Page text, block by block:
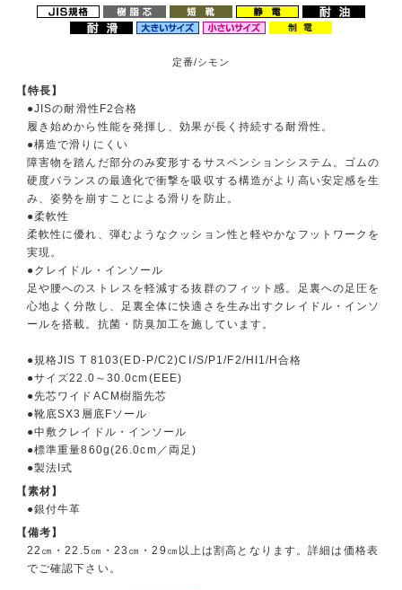
定番/シモン
【特長】
●JISの耐滑性F2合格
履き始めから性能を発揮し、効果が長く持続する耐滑性。
●構造で滑りにくい
障害物を踏んだ部分のみ変形するサスペンションシステム。ゴムの
硬度バランスの最適化で衝撃を吸収する構造がより高い安定感を生
み、姿勢を崩すことによる滑りを防止。
●柔軟性
柔軟性に優れ、弾むようなクッション性と軽やかなフットワークを
実現。
●クレイドル・インソール
足や腰へのストレスを軽減する抜群のフィット感。足裏への足圧を
心地よく分散し、足裏全体に快適さを生み出すクレイドル・インソ
ールを搭載。抗菌・防臭加工を施しています。
●規格JIS T 8103(ED-P/C2)CⅠ/S/P1/F2/HI1/H合格
●サイズ22.0～30.0cm(EEE)
●先芯ワイドACM樹脂先芯
●靴底SX3層底Fソール
●中敷クレイドル・インソール
●標準重量860g(26.0cm／両足)
●製法I式
【素材】
●銀付牛革
【備考】
22㎝・22.5㎝・23㎝・29㎝以上は割高となります。詳細は価格表
でご確認下さい。